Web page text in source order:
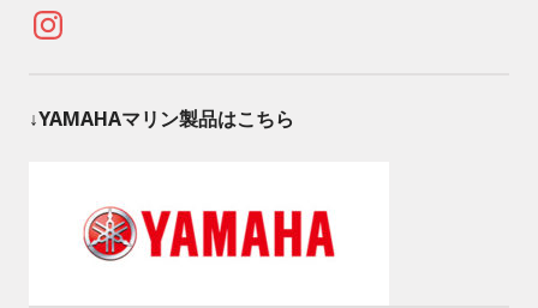
Instagram
↓YAMAHAマリン製品はこちら